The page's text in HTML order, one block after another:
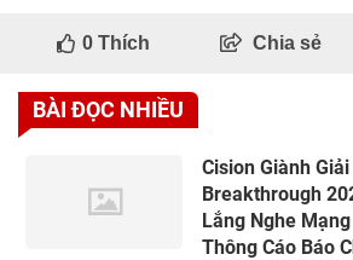
0Thích Chia sẻ
BÀI ĐỌC NHIỀU
Cision Giành
Breakthrough
Lắng Nghe
Thông Cáo Báo